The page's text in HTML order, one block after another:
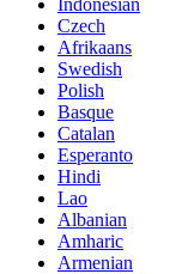
Indonesian
Czech
Afrikaans
Swedish
Polish
Basque
Catalan
Esperanto
Hindi
Lao
Albanian
Amharic
Armenian